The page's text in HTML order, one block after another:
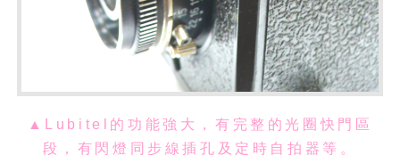
▲Lubitel的功能強大，有完整的光圈快門區
段，有閃燈同步線插孔及定時自拍器等。